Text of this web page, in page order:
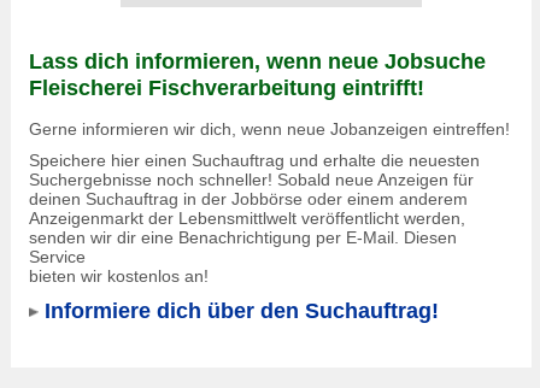
Lass dich informieren, wenn neue Jobsuche
Fleischerei Fischverarbeitung eintrifft!
Gerne informieren wir dich, wenn neue Jobanzeigen eintreffen!
Speichere hier einen Suchauftrag und erhalte die neuesten
Suchergebnisse noch schneller! Sobald neue Anzeigen für
deinen Suchauftrag in der Jobbörse oder einem anderem
Anzeigenmarkt der Lebensmittlwelt veröffentlicht werden,
senden wir dir eine Benachrichtigung per E-Mail. Diesen
Service
bieten wir kostenlos an!
Informiere dich über den Suchauftrag!